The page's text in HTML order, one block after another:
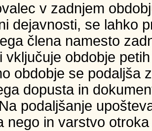
v zadnjem
dejavnosti, se lahko
člena namesto
vključuje obdobje
obdobje se podaljša
dopusta in
podaljšanje
nego in varstvo